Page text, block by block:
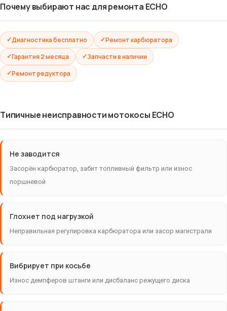
Почему выбирают нас для ремонта ECHO
Диагностика бесплатно
Ремонт карбюратора
Гарантия 2 месяца
Запчасти в наличии
Ремонт редуктора
Типичные неисправности мотокосы ECHO
Не заводится
Засорён карбюратор, забит топливный фильтр или износ
поршневой
Глохнет под нагрузкой
Неправильная регулировка карбюратора или засор магистрали
Вибрирует при косьбе
Износ демпферов штанги или дисбаланс режущего диска